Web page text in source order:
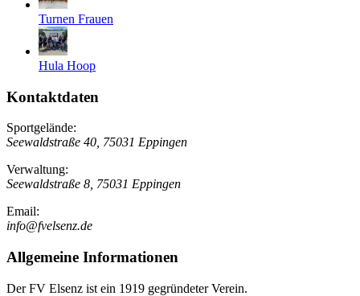
Turnen Frauen
Hula Hoop
Kontaktdaten
Sportgelände:
Seewaldstraße 40, 75031 Eppingen
Verwaltung:
Seewaldstraße 8, 75031 Eppingen
Email:
info@fvelsenz.de
Allgemeine Informationen
Der FV Elsenz ist ein 1919 gegründeter Verein.